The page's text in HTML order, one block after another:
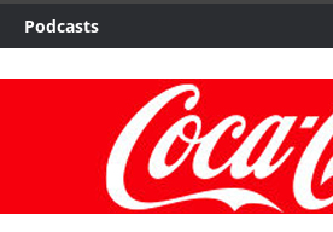
Podcasts